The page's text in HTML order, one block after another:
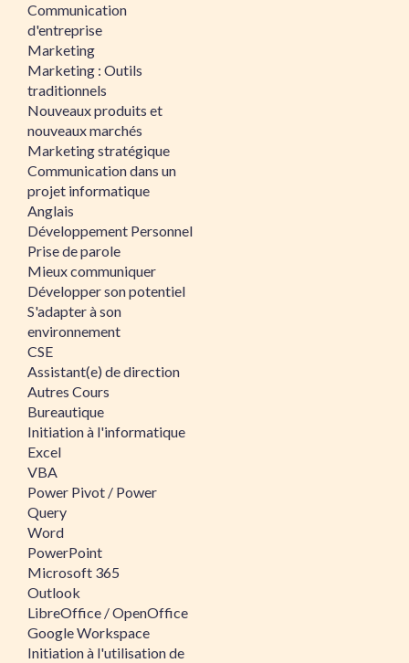
Communication
d'entreprise
Marketing
Marketing : Outils
traditionnels
Nouveaux produits et
nouveaux marchés
Marketing stratégique
Communication dans un
projet informatique
Anglais
Développement Personnel
Prise de parole
Mieux communiquer
Développer son potentiel
S'adapter à son
environnement
CSE
Assistant(e) de direction
Autres Cours
Bureautique
Initiation à l'informatique
Excel
VBA
Power Pivot / Power
Query
Word
PowerPoint
Microsoft 365
Outlook
LibreOffice / OpenOffice
Google Workspace
Initiation à l'utilisation de